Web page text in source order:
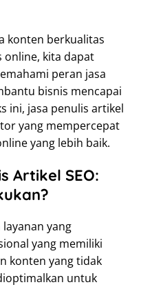
konten berkualitas
online, kita dapat
peran jasa
bisnis mencapai
ini, jasa penulis artikel
yang mempercepat
yang lebih baik.
Artikel SEO:
layanan yang
yang memiliki
konten yang tidak
untuk